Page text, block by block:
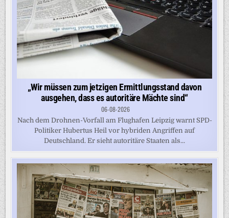
„Wir müssen zum jetzigen Ermittlungsstand davon
ausgehen, dass es autoritäre Mächte sind“
06-08-2026
Nach dem Drohnen-Vorfall am Flughafen Leipzig warnt SPD-
Politiker Hubertus Heil vor hybriden Angriffen auf
Deutschland. Er sieht autoritäre Staaten als...